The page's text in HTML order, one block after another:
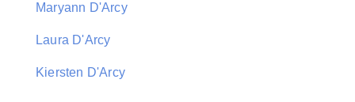
Maryann D'Arcy
Laura D'Arcy
Kiersten D'Arcy